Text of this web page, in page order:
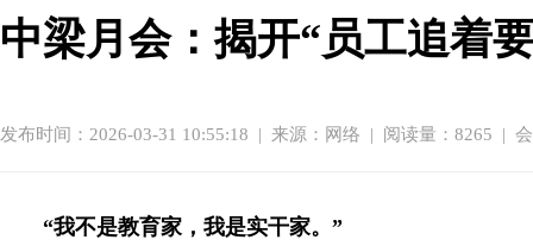
中梁月会：揭开“员工追着
发布时间：2026-03-31 10:55:18 | 来源：网络 | 阅读量：8265 |
“我不是教育家，我是实干家。”